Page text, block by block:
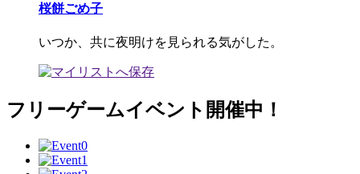
桜餅ごめ子
いつか、共に夜明けを見られる気がした。
フリーゲームイベント開催中！